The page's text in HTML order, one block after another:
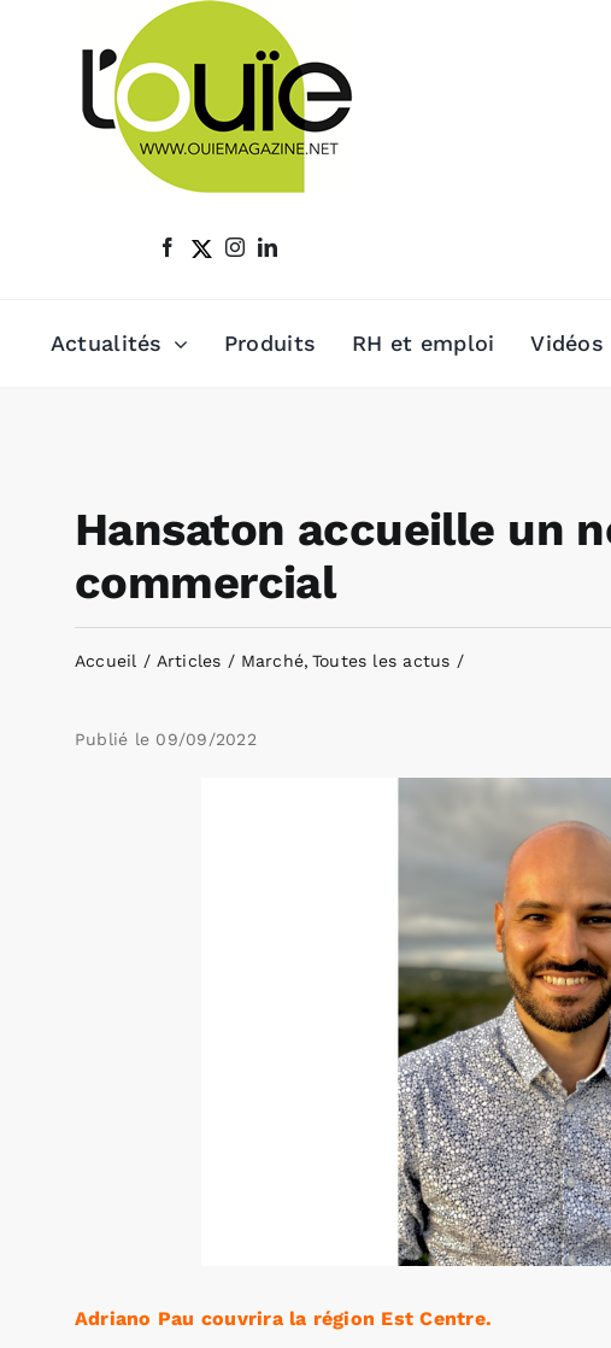
Actualités Produits RH et emploi Vidéos
Hansaton accueille un
commercial
Accueil Articles Marché Toutes les actus
Publié le 09/09/2022
Adriano Pau couvrira la région Est Centre.